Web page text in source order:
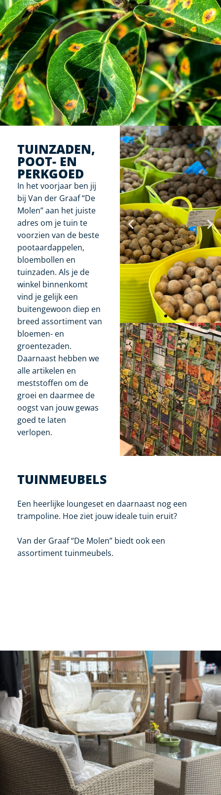
TUINZADEN,
POOT- EN
PERKGOED
In het voorjaar ben jij
bij Van der Graaf “De
Molen” aan het juiste
adres om je tuin te
voorzien van de beste
pootaardappelen,
bloembollen en
tuinzaden. Als je de
winkel binnenkomt
vind je gelijk een
buitengewoon diep en
breed assortiment van
bloemen- en
groentezaden.
Daarnaast hebben we
alle artikelen en
meststoffen om de
groei en daarmee de
oogst van jouw gewas
goed te laten
verlopen.
. .
TUINMEUBELS
Een heerlijke loungeset en daarnaast nog een
trampoline. Hoe ziet jouw ideale tuin eruit?
Van der Graaf “De Molen” biedt ook een
assortiment tuinmeubels.